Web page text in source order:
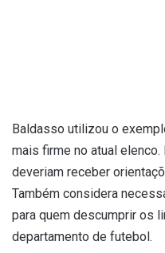
Baldasso utilizou o
mais firme no atual
deveriam receber
Também considera
para quem descumprir os
departamento de futebol.